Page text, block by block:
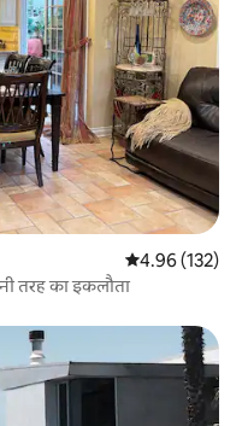
औसत रेटिंग 5 में से
4.96 (132)
तरह का इकलौता